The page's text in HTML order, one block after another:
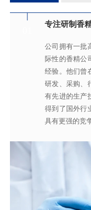
专注研制香
公司拥有一批
际性的香精公
经验。他们曾
研发、采购、
有先进的生产
得到了国外行
具有更强的竞
满足客户不
拥有独立的香
为客户提供
完善的质量
从2005年起
2015质量管理
系，为所有产
真心酿香味
轩宇的应用及
工程师从事香
效地针对客户
产品质量以及